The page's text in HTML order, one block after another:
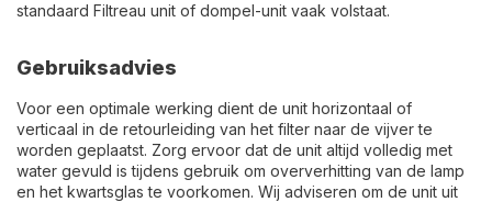
standaard Filtreau unit of dompel-unit vaak volstaat.
Gebruiksadvies
Voor een optimale werking dient de unit horizontaal of
verticaal in de retourleiding van het filter naar de vijver te
worden geplaatst. Zorg ervoor dat de unit altijd volledig met
water gevuld is tijdens gebruik om oververhitting van de lamp
en het kwartsglas te voorkomen. Wij adviseren om de unit uit